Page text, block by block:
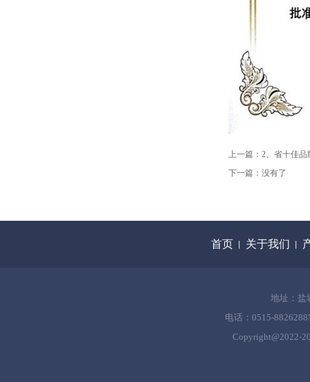
上一篇： 2、省十佳品
下一篇： 没有了
首页 关于我们
地址：盐
电话：0515-
Copyright@2022-